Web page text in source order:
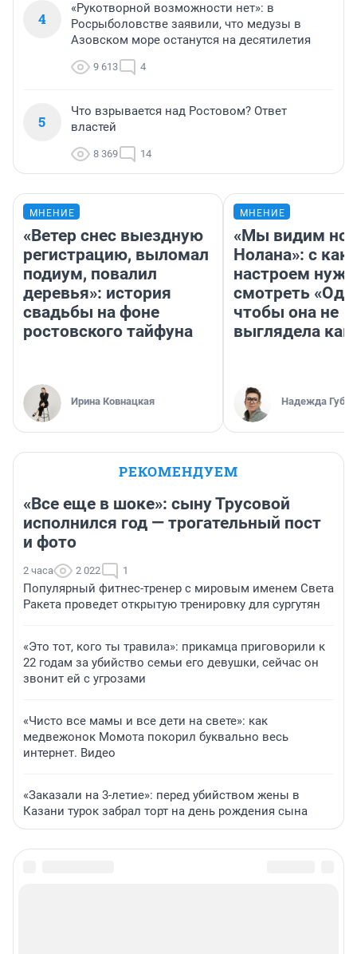
4
«Рукотворной возможности нет»: в
Росрыболовстве заявили, что медузы в
Азовском море останутся на десятилетия
9 613 4
5
Что взрывается над Ростовом? Ответ
властей
8 369 14
МНЕНИЕ
«Ветер снес выездную
регистрацию, выломал
подиум, повалил
деревья»: история
свадьбы на фоне
ростовского тайфуна
Ирина Ковнацкая
МНЕНИЕ
«Мы видим
Нолана»: с
настроем
смотреть
чтобы она не
выглядела как
Надежда
РЕКОМЕНДУЕМ
«Все еще в шоке»: сыну Трусовой
исполнился год — трогательный пост
и фото
2 часа 2 022 1
Популярный фитнес-тренер с мировым именем Света
Ракета проведет открытую тренировку для сургутян
«Это тот, кого ты травила»: прикамца приговорили к
22 годам за убийство семьи его девушки, сейчас он
звонит ей с угрозами
«Чисто все мамы и все дети на свете»: как
медвежонок Момота покорил буквально весь
интернет. Видео
«Заказали на 3-летие»: перед убийством жены в
Казани турок забрал торт на день рождения сына